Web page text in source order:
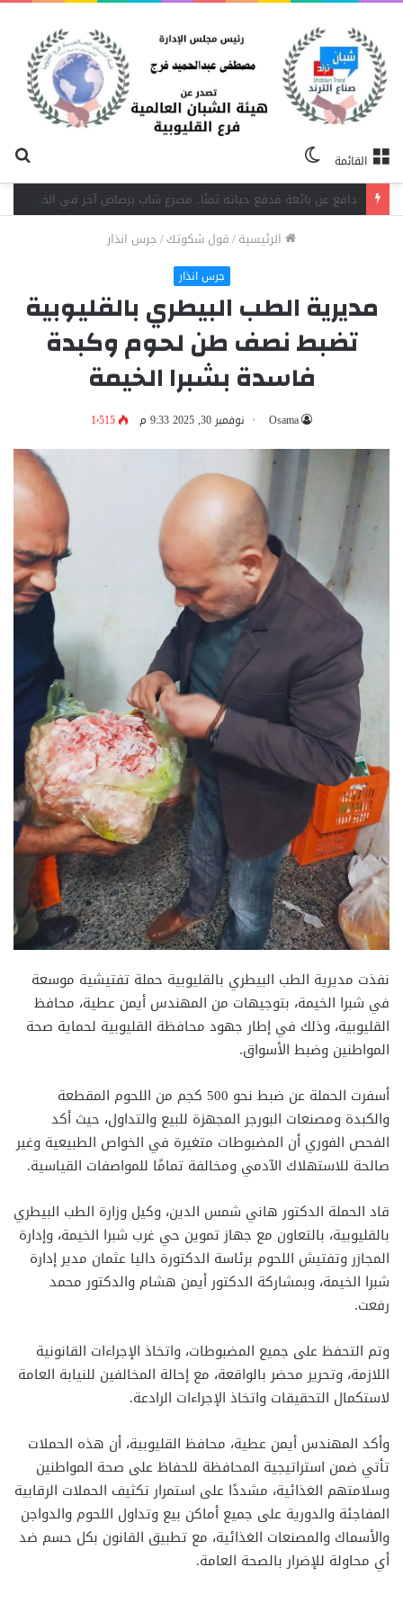
القائمة
المظلم
جنايات شبرا الخيمة تقضي بالمؤبد لشقيقين في قضية اتجار بالمخدرات وحيازة سلاح
الرئيسية/قول شكوتك/جرس انذار
جرس انذار
مديرية الطب البيطري بالقليوبية
تضبط نصف طن لحوم وكبدة
فاسدة بشبرا الخيمة
Osama نوفمبر 30, 2025 9:33 م 1٬515
نفذت مديرية الطب البيطري بالقليوبية حملة تفتيشية موسعة
في شبرا الخيمة، بتوجيهات من المهندس أيمن عطية، محافظ
القليوبية، وذلك في إطار جهود محافظة القليوبية لحماية صحة
المواطنين وضبط الأسواق.
أسفرت الحملة عن ضبط نحو 500 كجم من اللحوم المقطعة
والكبدة ومصنعات البورجر المجهزة للبيع والتداول، حيث أكد
الفحص الفوري أن المضبوطات متغيرة في الخواص الطبيعية وغير
صالحة للاستهلاك الآدمي ومخالفة تمامًا للمواصفات القياسية.
قاد الحملة الدكتور هاني شمس الدين، وكيل وزارة الطب البيطري
بالقليوبية، بالتعاون مع جهاز تموين حي غرب شبرا الخيمة، وإدارة
المجازر وتفتيش اللحوم برئاسة الدكتورة داليا عثمان مدير إدارة
شبرا الخيمة، وبمشاركة الدكتور أيمن هشام والدكتور محمد
رفعت.
وتم التحفظ على جميع المضبوطات، واتخاذ الإجراءات القانونية
اللازمة، وتحرير محضر بالواقعة، مع إحالة المخالفين للنيابة العامة
لاستكمال التحقيقات واتخاذ الإجراءات الرادعة.
وأكد المهندس أيمن عطية، محافظ القليوبية، أن هذه الحملات
تأتي ضمن استراتيجية المحافظة للحفاظ على صحة المواطنين
وسلامتهم الغذائية، مشددًا على استمرار تكثيف الحملات الرقابية
المفاجئة والدورية على جميع أماكن بيع وتداول اللحوم والدواجن
والأسماك والمصنعات الغذائية، مع تطبيق القانون بكل حسم ضد
أي محاولة للإضرار بالصحة العامة.